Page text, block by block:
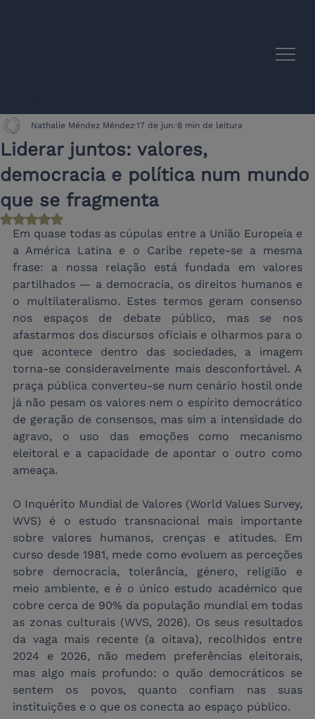
Liderar juntos: valores,
democracia e política num mundo
que se fragmenta
Nathalie Méndez Méndez 17 de jun. 8 min de leitura
Avaliado com NaN de 5 estrelas.
Em quase todas as cúpulas entre a União Europeia e
a América Latina e o Caribe repete-se a mesma
frase: a nossa relação está fundada em valores
partilhados — a democracia, os direitos humanos e
o multilateralismo. Estes termos geram consenso
nos espaços de debate público, mas se nos
afastarmos dos discursos oficiais e olharmos para o
que acontece dentro das sociedades, a imagem
torna-se consideravelmente mais desconfortável. A
praça pública converteu-se num cenário hostil onde
já não pesam os valores nem o espírito democrático
de geração de consensos, mas sim a intensidade do
agravo, o uso das emoções como mecanismo
eleitoral e a capacidade de apontar o outro como
ameaça.
O Inquérito Mundial de Valores (World Values Survey,
WVS) é o estudo transnacional mais importante
sobre valores humanos, crenças e atitudes. Em
curso desde 1981, mede como evoluem as perceções
sobre democracia, tolerância, género, religião e
meio ambiente, e é o único estudo académico que
cobre cerca de 90% da população mundial em todas
as zonas culturais (WVS, 2026). Os seus resultados
da vaga mais recente (a oitava), recolhidos entre
2024 e 2026, não medem preferências eleitorais,
mas algo mais profundo: o quão democráticos se
sentem os povos, quanto confiam nas suas
instituições e o que os conecta ao espaço público.